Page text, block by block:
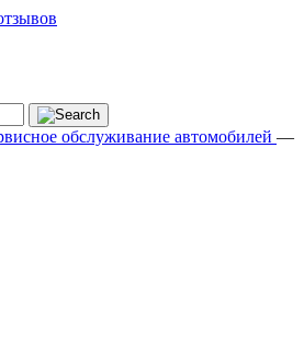
обслуживание автомобилей —